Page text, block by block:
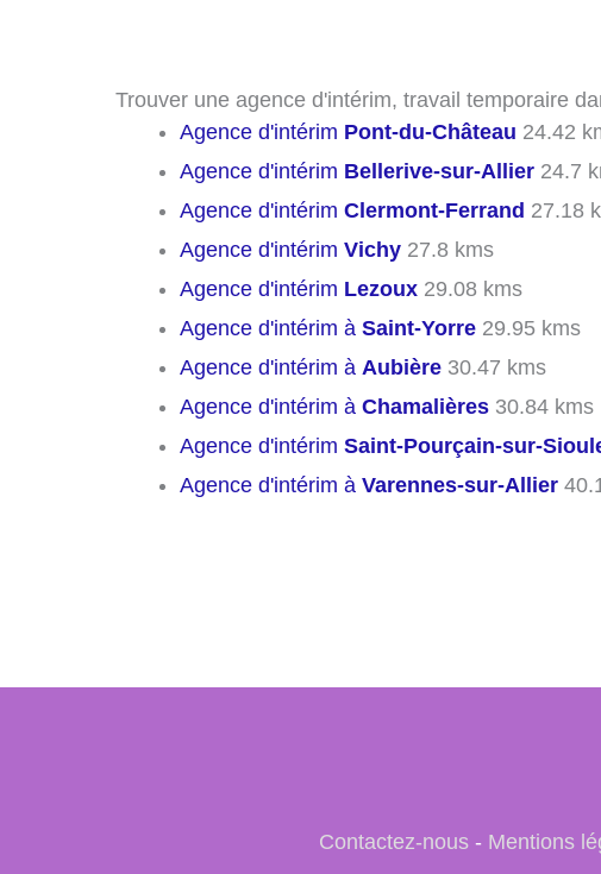
Trouver une agence d'intérim, travail temporaire
Agence d'intérim Pont-du-Château 24.42
Agence d'intérim Bellerive-sur-Allier 24.7
Agence d'intérim Clermont-Ferrand 27.18
Agence d'intérim Vichy 27.8 kms
Agence d'intérim Lezoux 29.08 kms
Agence d'intérim à Saint-Yorre 29.95 kms
Agence d'intérim à Aubière 30.47 kms
Agence d'intérim à Chamalières 30.84 kms
Agence d'intérim Saint-Pourçain-sur-
Agence d'intérim à Varennes-sur-Allier
Contactez-nous- Mentions